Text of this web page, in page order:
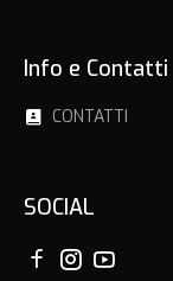
Info e Contatti
CONTATTI
SOCIAL